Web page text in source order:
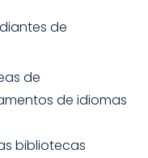
de
de
de idiomas
bibliotecas